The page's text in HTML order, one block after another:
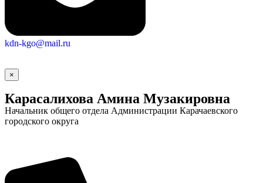
kdn-kgo@mail.ru
×
Карасалихова Амина Музакировна
Начальник общего отдела Администрации Карачаевского
городского округа